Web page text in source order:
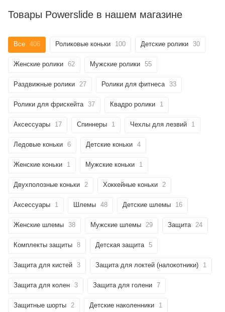
Товары Powerslide в нашем магазине
Все 406 Роликовые коньки 100 Детские ролики 30
Женские ролики 62 Мужские ролики 55
Раздвижные ролики 27 Ролики для фитнеса 33
Ролики для фрискейта 37 Квадро ролики 1
Аксессуары 17 Спиннеры 1 Чехлы для лезвий 1
Ледовые коньки 6 Детские коньки 4
Женские коньки 1 Мужские коньки 1
Двухполозные коньки 2 Хоккейные коньки 2
Аксессуары 1 Шлемы 48 Детские шлемы 16
Женские шлемы 38 Мужские шлемы 29 Защита 24
Комплекты защиты 8 Детская защита 5
Защита для кистей 3 Защита для локтей (налокотники) 1
Защита для колен 3 Защита для голени 7
Защитные шорты 2 Детские наколенники 1